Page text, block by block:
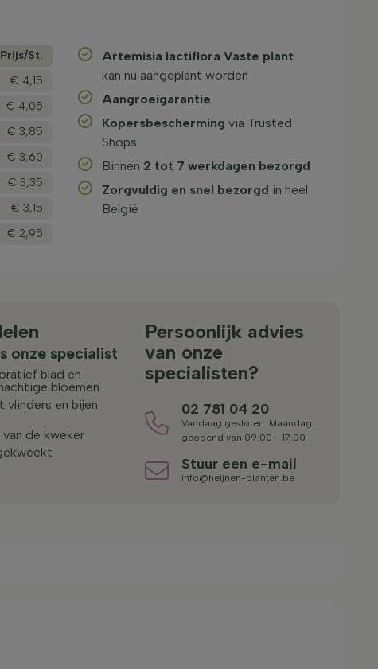
Prijs/­St.
€ 4,15
€ 4,05
€ 3,85
€ 3,60
€ 3,35
€ 3,15
€ 2,95
Artemisia lactiflora Vaste plant
kan nu aangeplant worden
Aangroeigarantie
Kopersbescherming via Trusted
Shops
Binnen 2 tot 7 werkdagen bezorgd
Zorgvuldig en snel bezorgd in heel
België
onze specialist
blad en
bloemen
vlinders en bijen
van de kweker
Persoonlijk advies
van onze
specialisten?
02 781 04 20
Vandaag gesloten. Maandag
geopend van 09:00 - 17:00
Stuur een e-mail
info@heijnen-planten.be